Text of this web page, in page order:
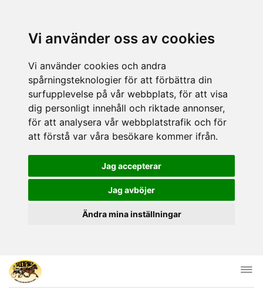
Vi använder oss av cookies
Vi använder cookies och andra
spårningsteknologier för att förbättra din
surfupplevelse på vår webbplats, för att visa
dig personligt innehåll och riktade annonser,
för att analysera vår webbplatstrafik och för
att förstå var våra besökare kommer ifrån.
Jag accepterar
Jag avböjer
Ändra mina inställningar